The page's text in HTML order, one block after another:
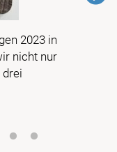
2023 in
nicht nur
drei